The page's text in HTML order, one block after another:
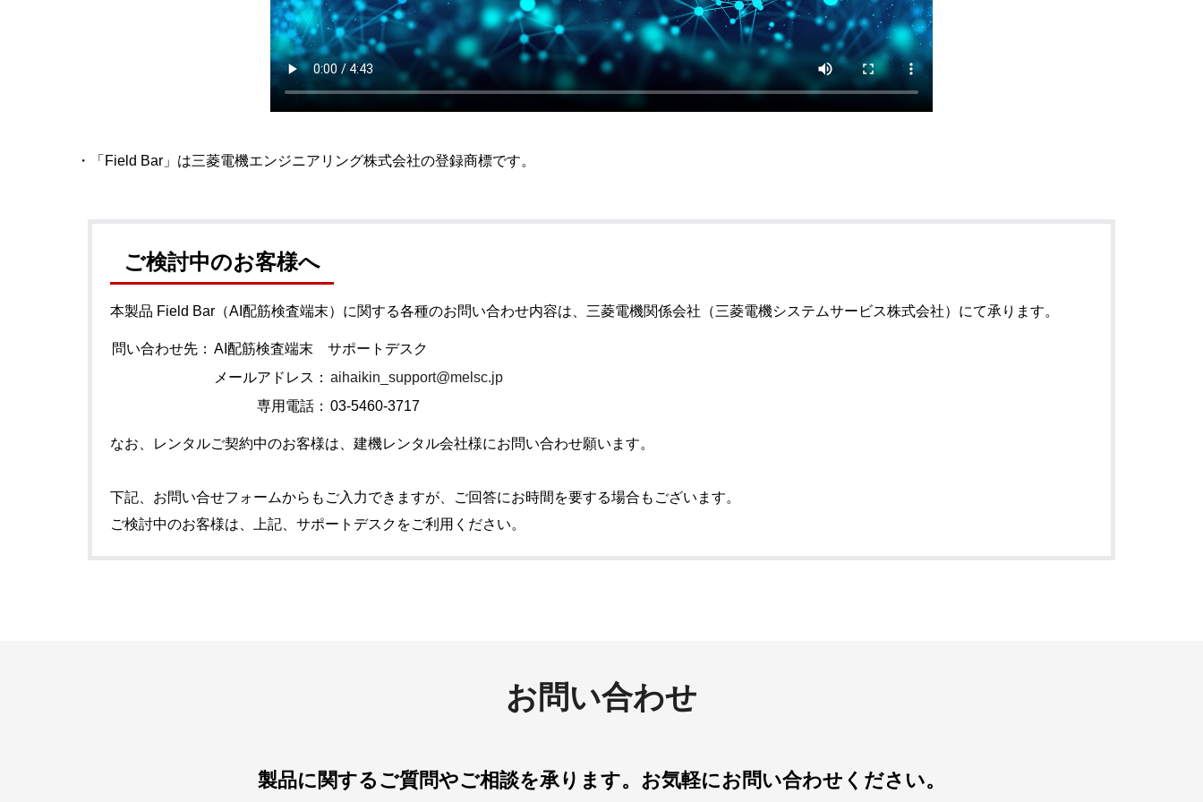
・「Field Bar」は三菱電機エンジニアリング株式会社の登録商標です。
ご検討中のお客様へ
本製品 Field Bar（AI配筋検査端末）に関する各種のお問い合わせ内容は、三菱電機関係会社（三菱電機システムサービス株式会社）にて承ります。
問い合わせ先： AI配筋検査端末 サポートデスク
メールアドレス： aihaikin_support@melsc.jp
専用電話： 03-5460-3717
なお、レンタルご契約中のお客様は、建機レンタル会社様にお問い合わせ願います。
下記、お問い合せフォームからもご入力できますが、ご回答にお時間を要する場合もございます。
ご検討中のお客様は、上記、サポートデスクをご利用ください。
お問い合わせ
製品に関するご質問やご相談を承ります。 お気軽にお問い合わせください。